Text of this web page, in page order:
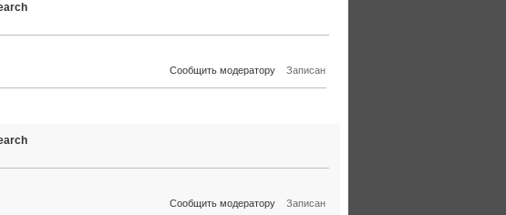
Сообщить модератору Записан
Сообщить модератору Записан